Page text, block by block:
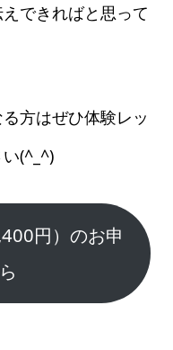
できればと思って
方はぜひ体験レッ
(^_^)
円）のお申